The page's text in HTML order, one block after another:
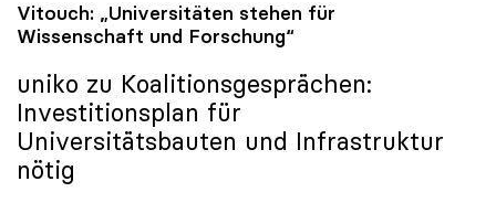
Vitouch: „Universitäten stehen für
Wissenschaft und Forschung“
uniko zu Koalitionsgesprächen:
Investitionsplan für
Universitätsbauten und Infrastruktur
nötig